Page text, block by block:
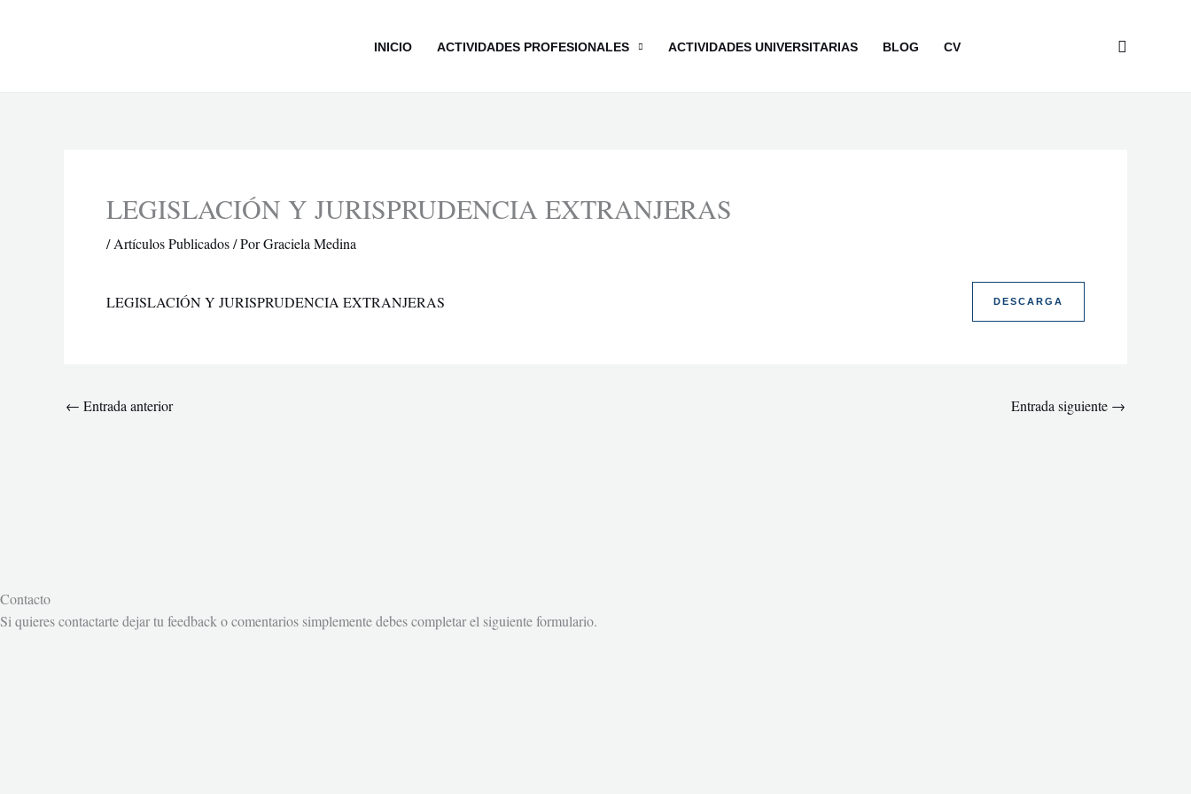
INICIO ACTIVIDADES PROFESIONALES ACTIVIDADES UNIVERSITARIAS BLOG CV Buscar
LEGISLACIÓN Y JURISPRUDENCIA EXTRANJERAS
/Artículos Publicados/ PorGraciela Medina
LEGISLACIÓN Y JURISPRUDENCIA EXTRANJERAS DESCARGA
← Entrada anterior Entrada siguiente →
Contacto
Si quieres contactarte dejar tu feedback o comentarios simplemente debes completar el siguiente formulario.